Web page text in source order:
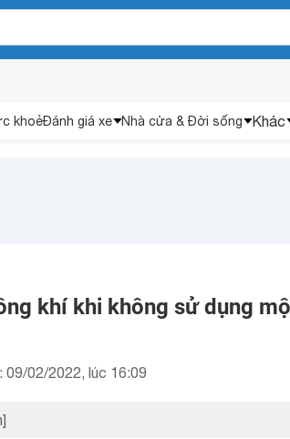
khoẻĐánh giá xe Nhà cửa & Đời sống Khác
khí khi không sử dụng
09/02/2022, lúc 16:09